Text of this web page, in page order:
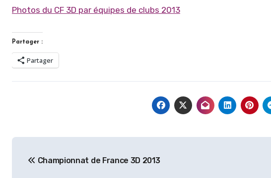
Photos du CF 3D par équipes de clubs 2013
Partager :
Partager
de
Championnat de France 3D 2013